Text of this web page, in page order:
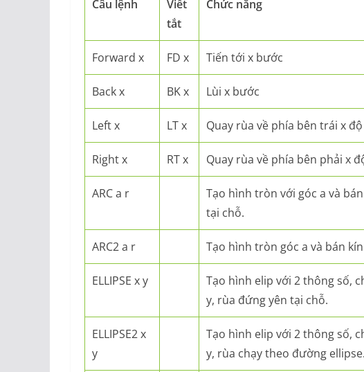
Câu lệnh
Viết
tắt
Chức năng
Forward x FD x Tiến tới x bước
Back x BK x Lùi x bước
Left x LT x Quay rùa về phía bên trái x độ
Right x RT x Quay rùa về phía bên phải x
ARC a r
Tạo hình tròn với góc a và
tại chỗ.
ARC2 a r Tạo hình tròn góc a và bán
ELLIPSE x y
Tạo hình elip với 2 thông số,
y, rùa đứng yên tại chỗ.
ELLIPSE2 x
y
Tạo hình elip với 2 thông số,
y, rùa chạy theo đường ellipse.